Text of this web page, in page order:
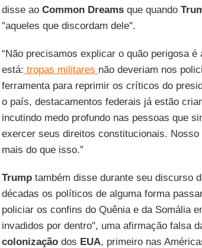
disse ao Common Dreamsque quando
"aqueles que discordam dele".
“Não precisamos explicar o quão perigosa
está: tropas militares não deveriam nos
ferramenta para reprimir os críticos do
o país, destacamentos federais já estão
incutindo medo profundo nas pessoas que
exercer seus direitos constitucionais.
mais do que isso.”
Trumptambém disse durante seu discurso
décadas os políticos de alguma forma
policiar os confins do Quênia e da Somália
invadidos por dentro", uma afirmação falsa
colonizaçãodos EUA, primeiro nas